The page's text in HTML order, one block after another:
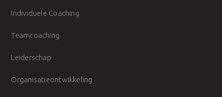
Individuele Coaching
Teamcoaching
Leiderschap
Organisatieontwikkeling